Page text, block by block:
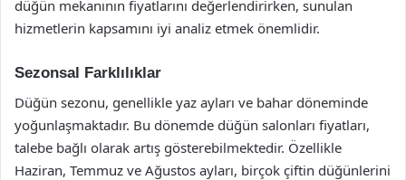
düğün mekanının fiyatlarını değerlendirirken, sunulan
hizmetlerin kapsamını iyi analiz etmek önemlidir.
Sezonsal Farklılıklar
Düğün sezonu, genellikle yaz ayları ve bahar döneminde
yoğunlaşmaktadır. Bu dönemde düğün salonları fiyatları,
talebe bağlı olarak artış gösterebilmektedir. Özellikle
Haziran, Temmuz ve Ağustos ayları, birçok çiftin düğünlerini